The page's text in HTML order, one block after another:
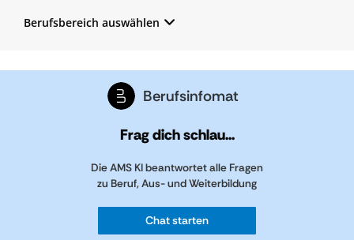
Berufsbereich auswählen
Berufsinfomat
Frag dich schlau...
Die AMS KI beantwortet alle Fragen
zu Beruf, Aus- und Weiterbildung
Chat starten